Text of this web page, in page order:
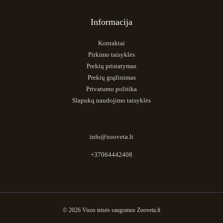
Informacija
Kontaktai
Pirkimo taisyklės
Prekių pristatymas
Prekių grąžinimas
Privatumo politika
Slapukų naudojimo taisyklės
info@zooveta.lt
+37064442408
© 2026 Visos teisės saugomos Zooveta.lt